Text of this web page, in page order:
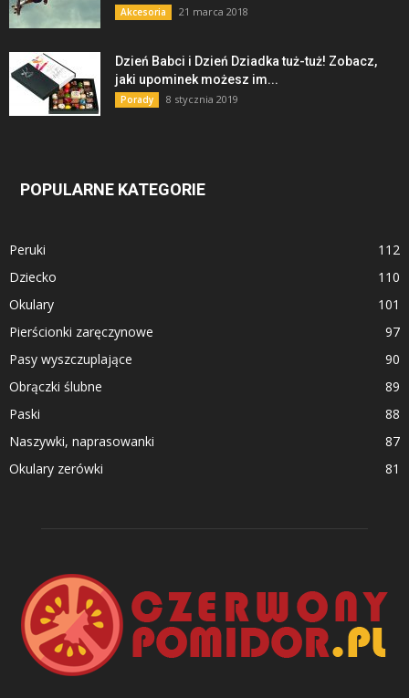
Akcesoria 21 marca 2018
Dzień Babci i Dzień Dziadka tuż-tuż! Zobacz,
jaki upominek możesz im...
Porady 8 stycznia 2019
POPULARNE KATEGORIE
Peruki
112
Dziecko
110
Okulary
101
Pierścionki zaręczynowe
97
Pasy wyszczuplające
90
Obrączki ślubne
89
Paski
88
Naszywki, naprasowanki
87
Okulary zerówki
81